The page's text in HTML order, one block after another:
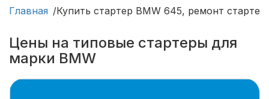
Главная Купить стартер BMW 645, ремонт
Цены на типовые стартеры для
марки BMW